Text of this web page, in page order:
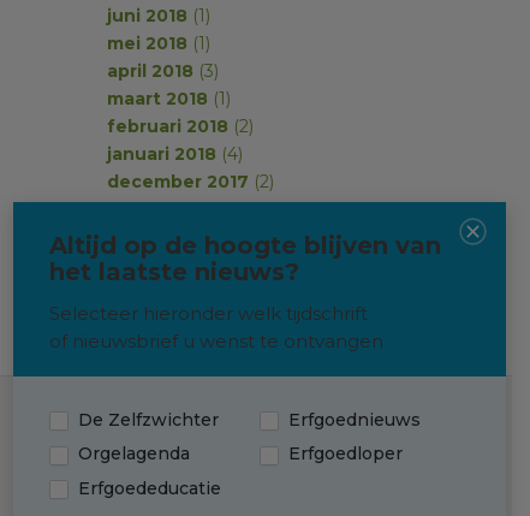
juni 2018 (1)
mei 2018 (1)
april 2018 (3)
maart 2018 (1)
februari 2018 (2)
januari 2018 (4)
december 2017 (2)
november 2017(2)
oktober 2017(1)
september 2017(2)
Contact
Altijd op de hoogte blijven van
het laatste nieuws?
Selecteer hieronder welk tijdschrift
of nieuwsbrief u wenst te ontvangen
De Zelfzwichter
Erfgoednieuws
Orgelagenda
Erfgoedloper
Erfgoededucatie